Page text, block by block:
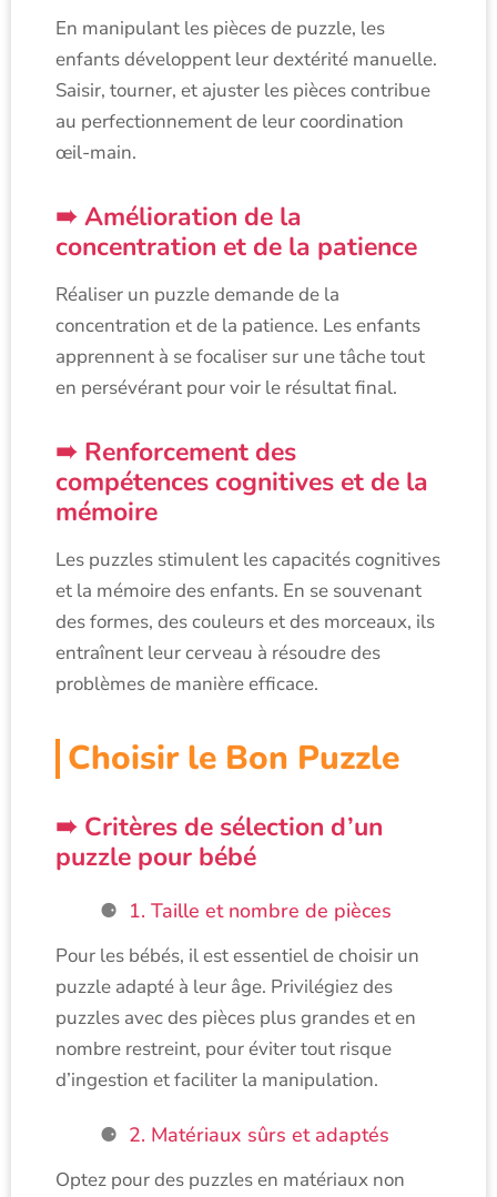
En manipulant les pièces de puzzle, les
enfants développent leur dextérité manuelle.
Saisir, tourner, et ajuster les pièces contribue
au perfectionnement de leur coordination
œil-main.
Amélioration de la
concentration et de la patience
Réaliser un puzzle demande de la
concentration et de la patience. Les enfants
apprennent à se focaliser sur une tâche tout
en persévérant pour voir le résultat final.
Renforcement des
compétences cognitives et de la
mémoire
Les puzzles stimulent les capacités cognitives
et la mémoire des enfants. En se souvenant
des formes, des couleurs et des morceaux, ils
entraînent leur cerveau à résoudre des
problèmes de manière efficace.
Choisir le Bon Puzzle
Critères de sélection d’un
puzzle pour bébé
1. Taille et nombre de pièces
Pour les bébés, il est essentiel de choisir un
puzzle adapté à leur âge. Privilégiez des
puzzles avec des pièces plus grandes et en
nombre restreint, pour éviter tout risque
d’ingestion et faciliter la manipulation.
2. Matériaux sûrs et adaptés
Optez pour des puzzles en matériaux non